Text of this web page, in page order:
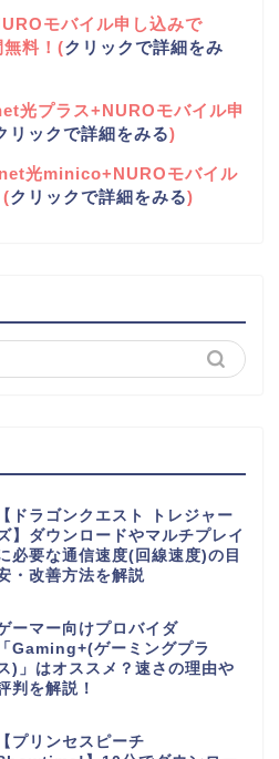
モバイル申し込みで
料！(クリックで詳細をみ
光プラス+NUROモバイル申
リックで詳細をみる)
光minico+NUROモバイル
(クリックで詳細をみる)
【ドラゴンクエスト トレジャー
】ダウンロードやマルチプレイ
必要な通信速度(回線速度)の目
・改善方法を解説
ーマー向けプロバイダ
「Gaming+(ゲーミングプラ
)」はオススメ？速さの理由や
判を解説！
【プリンセスピーチ